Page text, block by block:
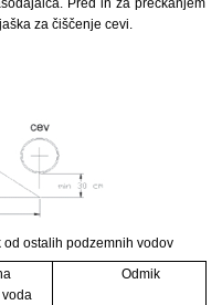
Pred in za prečkanjem
za čiščenje cevi.
ostalih podzemnih vodov
Odmik